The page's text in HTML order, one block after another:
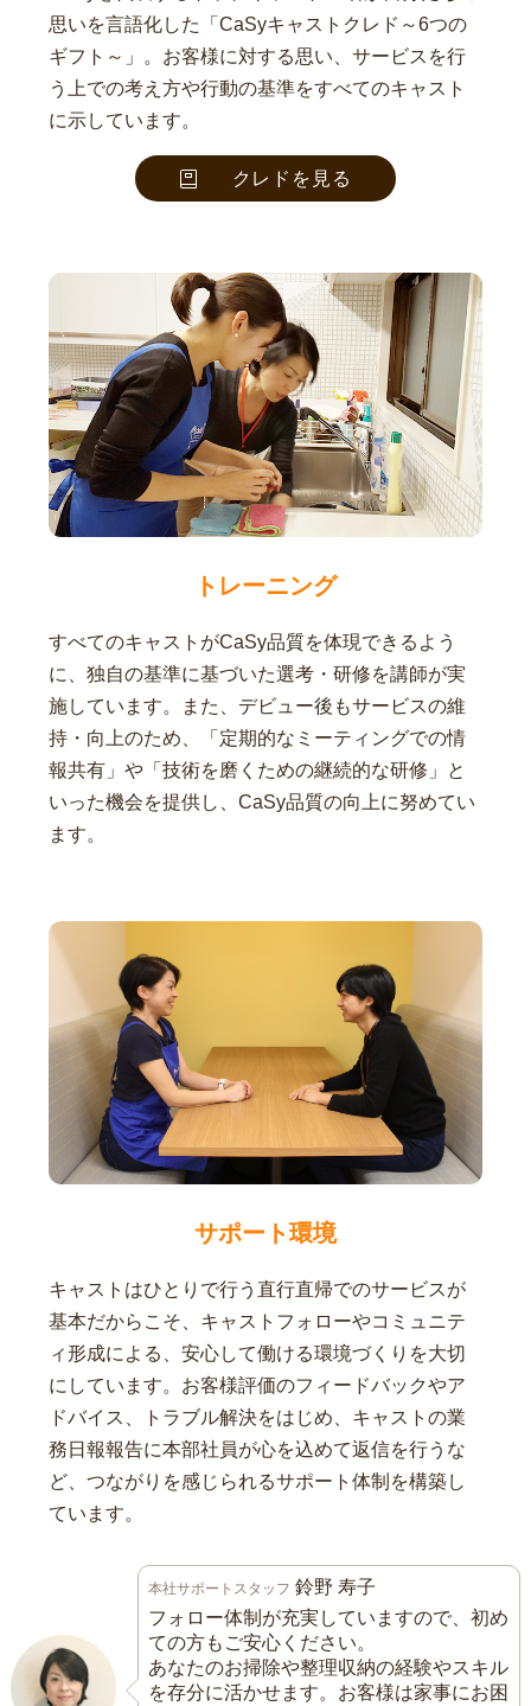
思いを言語化した「CaSyキャストクレド～6つの
ギフト～」。お客様に対する思い、サービスを行
う上での考え方や行動の基準をすべてのキャスト
に示しています。
クレドを見る
トレーニング
すべてのキャストがCaSy品質を体現できるよう
に、独自の基準に基づいた選考・研修を講師が実
施しています。また、デビュー後もサービスの維
持・向上のため、「定期的なミーティングでの情
報共有」や「技術を磨くための継続的な研修」と
いった機会を提供し、CaSy品質の向上に努めてい
ます。
サポート環境
キャストはひとりで行う直行直帰でのサービスが
基本だからこそ、キャストフォローやコミュニテ
ィ形成による、安心して働ける環境づくりを大切
にしています。お客様評価のフィードバックやア
ドバイス、トラブル解決をはじめ、キャストの業
務日報報告に本部社員が心を込めて返信を行うな
ど、つながりを感じられるサポート体制を構築し
ています。
本社サポートスタッフ 鈴野 寿子
フォロー体制が充実していますので、初め
ての方もご安心ください。
あなたのお掃除や整理収納の経験やスキル
を存分に活かせます。お客様は家事にお困